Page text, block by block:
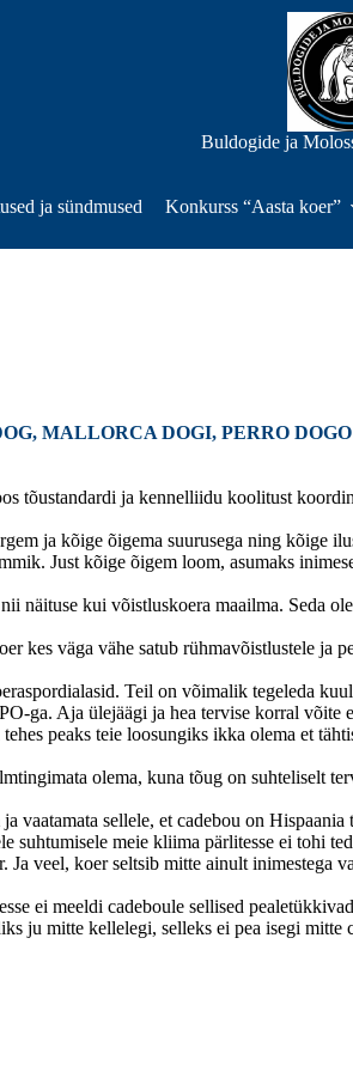
Buldogide ja
ja sündmused Konkurss “Aasta koer”
MALLORCA DOGI, PERRO
tõustandardi ja kennelliidu koolitust
ja kõige õigema suurusega ning kõige
Just kõige õigem loom, asumaks
näituse kui võistluskoera maailma. Seda
kes väga vähe satub rühmavõistlustele ja
Teil on võimalik tegeleda
ga. Aja ülejäägi ja hea tervise korral võite
peaks teie loosungiks ikka olema et
olema, kuna tõug on
vaatamata sellele, et cadebou on
suhtumisele meie kliima pärlitesse ei tohi
Ja veel, koer seltsib mitte ainult
ei meeldi cadeboule sellised
ju mitte kellelegi, selleks ei pea isegi mitte